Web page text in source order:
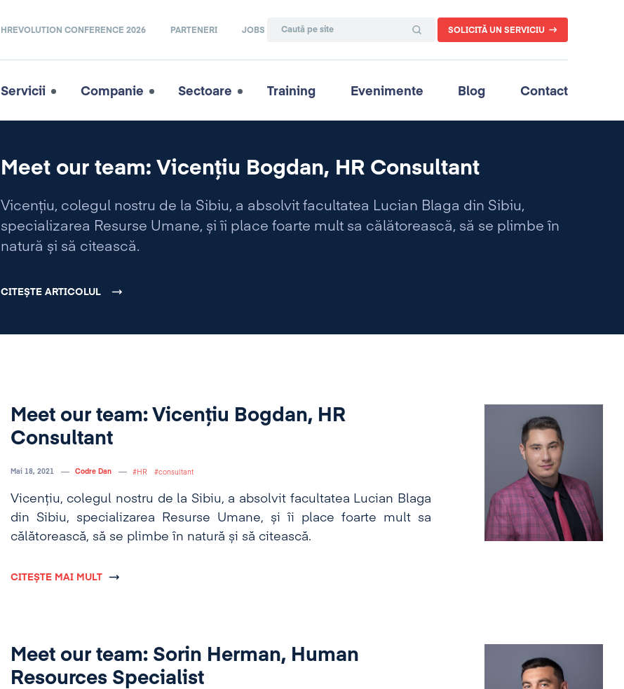
HREVOLUTION CONFERENCE 2026 PARTENERI JOBS SOLICITĂ UN SERVICIU
Servicii Companie Sectoare Training Evenimente Blog Contact
Meet our team: Vicențiu Bogdan, HR Consultant
Vicențiu, colegul nostru de la Sibiu, a absolvit facultatea Lucian Blaga din Sibiu,
specializarea Resurse Umane, și îi place foarte mult sa călătorească, să se plimbe în
natură și să citească.
CITEȘTE ARTICOLUL
Meet our team: Vicențiu Bogdan, HR
Consultant
Mai 18, 2021 Codre Dan HR consultant
Vicențiu, colegul nostru de la Sibiu, a absolvit facultatea Lucian Blaga
din Sibiu, specializarea Resurse Umane, și îi place foarte mult sa
călătorească, să se plimbe în natură și să citească.
CITEȘTE MAI MULT
Meet our team: Sorin Herman, Human
Resources Specialist